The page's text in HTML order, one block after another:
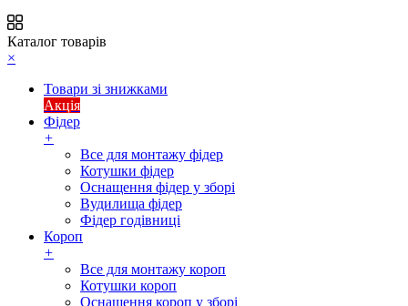
Каталог товарів
×
Товари зі знижками
Акція
Фідер
+
Все для монтажу фідер
Котушки фідер
Оснащення фідер у зборі
Вудилища фідер
Фідер годівниці
Короп
+
Все для монтажу короп
Котушки короп
Оснащення короп у зборі